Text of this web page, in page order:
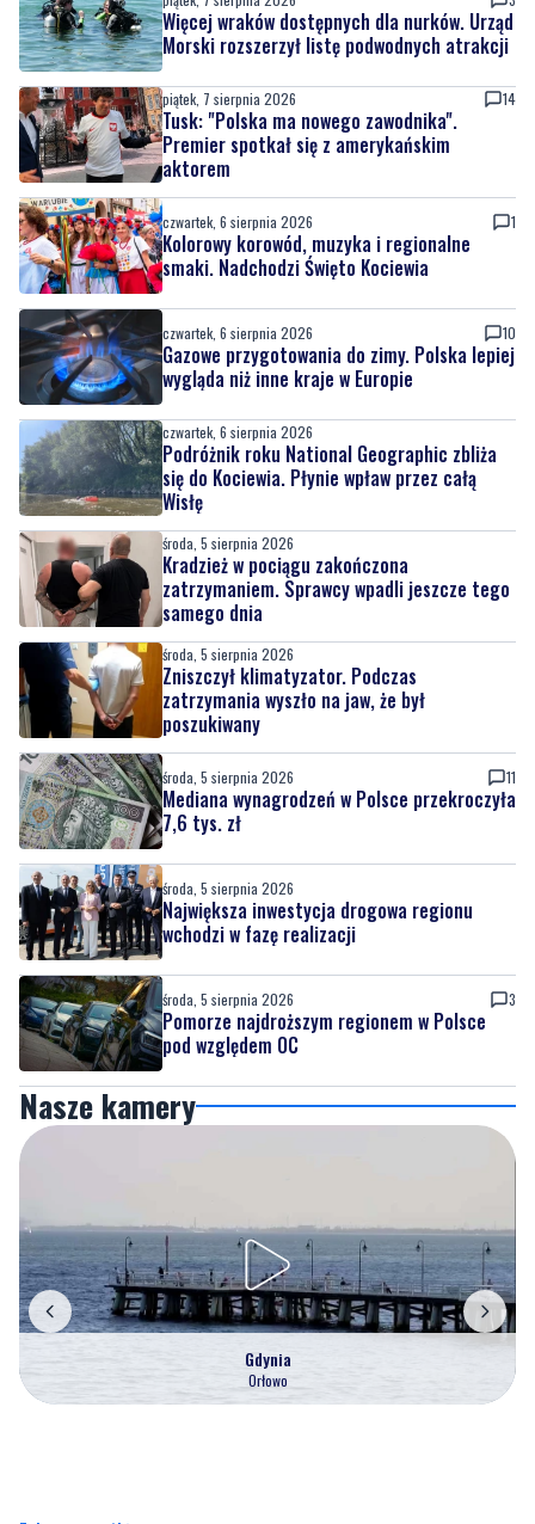
piątek, 7 sierpnia 2026 14
Tusk: "Polska ma nowego zawodnika".
Premier spotkał się z amerykańskim
aktorem
czwartek, 6 sierpnia 2026
Kolorowy korowód, muzyka i regionalne
smaki. Nadchodzi Święto Kociewia
czwartek, 6 sierpnia 2026
Gazowe przygotowania do zimy. Polska lepiej
czwartek, 6 sierpnia 2026
Podróżnik roku National Geographic zbliża
się do Kociewia. Płynie wpław przez całą
Wisłę
środa, 5 sierpnia 2026
Kradzież w pociągu zakończona
zatrzymaniem. Sprawcy wpadli jeszcze tego
samego dnia
środa, 5 sierpnia 2026
Zniszczył klimatyzator. Podczas
zatrzymania wyszło na jaw, że był
poszukiwany
środa, 5 sierpnia 2026
Mediana wynagrodzeń w Polsce przekroczyła
7,6 tys. zł
środa, 5 sierpnia 2026
Największa inwestycja drogowa regionu
środa, 5 sierpnia 2026
Pomorze najdroższym regionem w Polsce
Nasze kamery
Gdynia
Orłowo